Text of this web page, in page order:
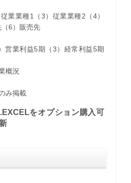
業業種1（3）従業業種2（4）
6）販売先
営業利益5期（3）経常利益5期
概況
み掲載
をオプション購入可